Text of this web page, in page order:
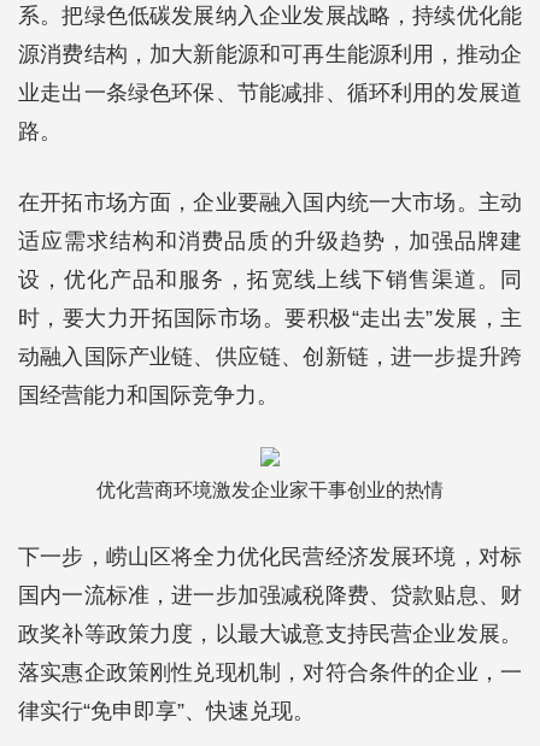
系。把绿色低碳发展纳入企业发展战略，持续优化能
源消费结构，加大新能源和可再生能源利用，推动企
业走出一条绿色环保、节能减排、循环利用的发展道
路。
在开拓市场方面，企业要融入国内统一大市场。主动
适应需求结构和消费品质的升级趋势，加强品牌建
设，优化产品和服务，拓宽线上线下销售渠道。同
时，要大力开拓国际市场。要积极“走出去”发展，主
动融入国际产业链、供应链、创新链，进一步提升跨
国经营能力和国际竞争力。
优化营商环境激发企业家干事创业的热情
下一步，崂山区将全力优化民营经济发展环境，对标
国内一流标准，进一步加强减税降费、贷款贴息、财
政奖补等政策力度，以最大诚意支持民营企业发展。
落实惠企政策刚性兑现机制，对符合条件的企业，一
律实行“免申即享”、快速兑现。